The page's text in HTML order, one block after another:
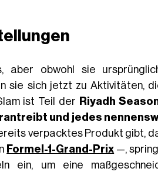
aber obwohl sie
sie sich jetzt zu Aktivitäten,
ist Teil der
Riyadh
und jedes
verpacktes Produkt gibt,
Formel-1-Grand-Prix —,
ein, um eine